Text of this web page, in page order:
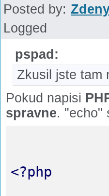
Posted by:
Logged
pspad:
Zkusil jste tam
Pokud napisi
spravne. "echo"